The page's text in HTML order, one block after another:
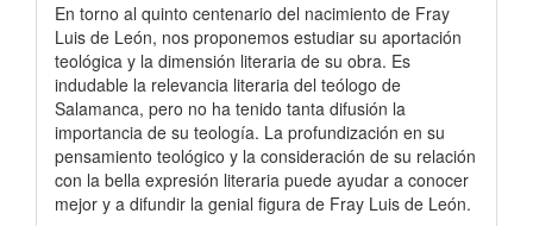
En torno al quinto centenario del nacimiento de Fray
Luis de León, nos proponemos estudiar su aportación
teológica y la dimensión literaria de su obra. Es
indudable la relevancia literaria del teólogo de
Salamanca, pero no ha tenido tanta difusión la
importancia de su teología. La profundización en su
pensamiento teológico y la consideración de su relación
con la bella expresión literaria puede ayudar a conocer
mejor y a difundir la genial figura de Fray Luis de León.